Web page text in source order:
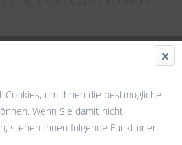
Cookies, um Ihnen die bestmögliche
Wenn Sie damit nicht
stehen Ihnen folgende Funktionen